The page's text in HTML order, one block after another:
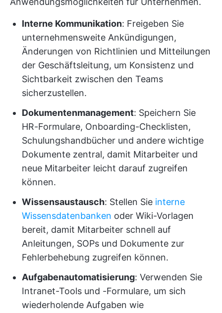
Interne Kommunikation: Freigeben Sie
unternehmensweite Ankündigungen,
Änderungen von Richtlinien und Mitteilungen
der Geschäftsleitung, um Konsistenz und
Sichtbarkeit zwischen den Teams
sicherzustellen.
Dokumentenmanagement: Speichern Sie
HR-Formulare, Onboarding-Checklisten,
Schulungshandbücher und andere wichtige
Dokumente zentral, damit Mitarbeiter und
neue Mitarbeiter leicht darauf zugreifen
können.
Wissensaustausch: Stellen Sie interne
Wissensdatenbanken oder Wiki-Vorlagen
bereit, damit Mitarbeiter schnell auf
Anleitungen, SOPs und Dokumente zur
Fehlerbehebung zugreifen können.
Aufgabenautomatisierung: Verwenden Sie
Intranet-Tools und -Formulare, um sich
wiederholende Aufgaben wie